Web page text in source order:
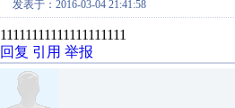
发表于：2016-03-04 21:41:58
11111111111111111111
回复 引用 举报